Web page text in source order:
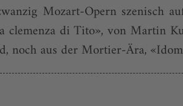
Mozart-Opern szenisch
di Tito», von Martin
noch aus der Mortier-Ära,